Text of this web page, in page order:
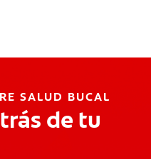
SALUD BUCAL
de tu